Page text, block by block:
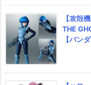
【攻殻
THE
【バン